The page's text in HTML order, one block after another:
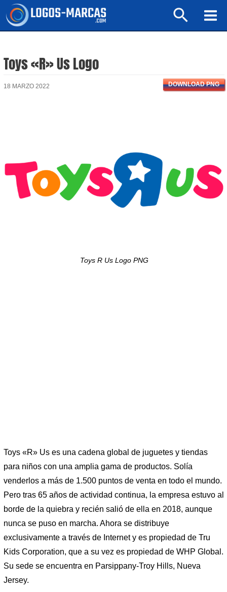
Buscar
Toys «R» Us Logo
18 MARZO 2022 DOWNLOAD PNG
Toys R Us Logo PNG
Toys «R» Us es una cadena global de juguetes y tiendas
para niños con una amplia gama de productos. Solía ​​
venderlos a más de 1.500 puntos de venta en todo el mundo.
Pero tras 65 años de actividad continua, la empresa estuvo al
borde de la quiebra y recién salió de ella en 2018, aunque
nunca se puso en marcha. Ahora se distribuye
exclusivamente a través de Internet y es propiedad de Tru
Kids Corporation, que a su vez es propiedad de WHP Global.
Su sede se encuentra en Parsippany-Troy Hills, Nueva
Jersey.